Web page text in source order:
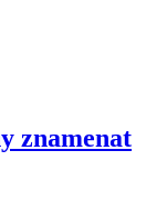
znamenat